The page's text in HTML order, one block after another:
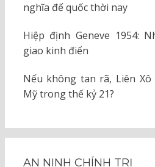
nghĩa đế quốc thời nay
Hiệp định Geneve 1954:
giao kinh điển
Nếu không tan rã, Liên
Mỹ trong thế kỷ 21?
AN NINH CHÍNH TRỊ